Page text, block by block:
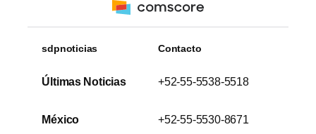
sdpnoticias
Últimas Noticias
México
Contacto
+52-55-5538-5518
+52-55-5530-8671